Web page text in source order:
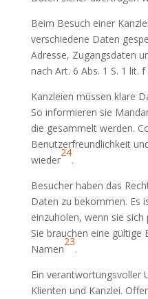
Beim Besuch einer
verschiedene Daten
Adresse, Zugangsdaten
nach Art. 6 Abs. 1 S. 1 lit. f
Kanzleien müssen klare
So informieren sie
die gesammelt werden.
Benutzerfreundlichkeit
wieder
24
.
Besucher haben das
Daten zu bekommen. Es
einzuholen, wenn sie
Sie brauchen eine gültige
Namen
23
.
Ein verantwortungsvoller
Klienten und Kanzlei.